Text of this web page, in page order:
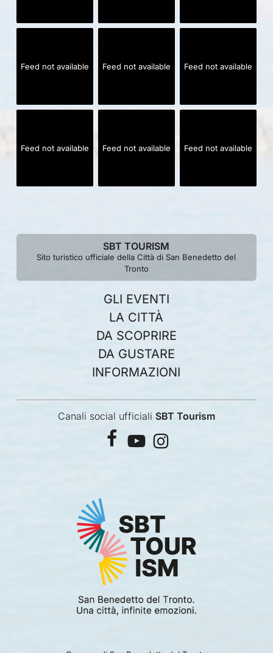
Feed not available Feed not available Feed not available
Feed not available Feed not available Feed not available
SBT TOURISM
Sito turistico ufficiale della Città di San Benedetto del
Tronto
GLI EVENTI
LA CITTÀ
DA SCOPRIRE
DA GUSTARE
INFORMAZIONI
Canali social ufficiali SBT Tourism
facebook
youtubeinstagram